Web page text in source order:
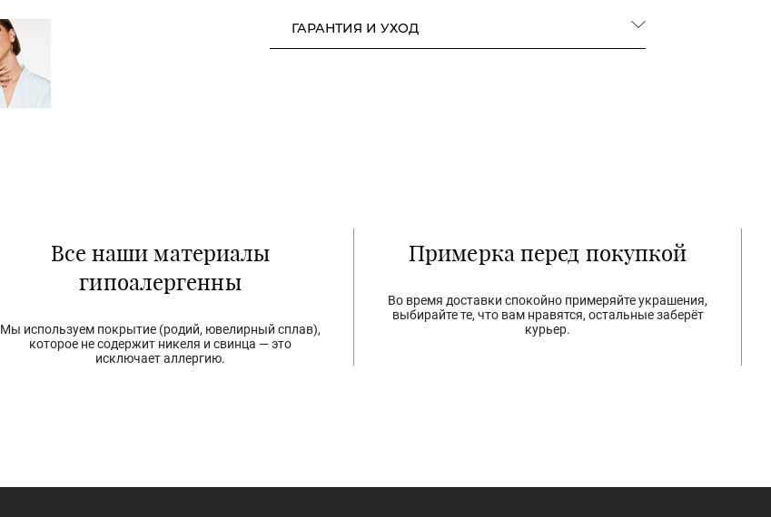
ГАРАНТИЯ И УХОД
Все наши материалы
гипоалергенны
Мы используем покрытие (родий, ювелирный сплав),
которое не содержит никеля и свинца — это
исключает аллергию.
Примерка перед покупкой
Во время доставки спокойно примеряйте украшения,
выбирайте те, что вам нравятся, остальные заберёт
курьер.